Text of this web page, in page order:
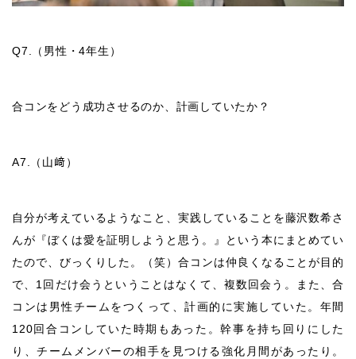
Q7. （男性・4年生）
合コンをどう成功させるのか、計画していたか？
A7. （山﨑）
自分が考えているようなこと、実践していることを藤沢数希さ
んが『ぼくは愛を証明しようと思う。』という本にまとめてい
たので、びっくりした。（笑）合コンは仲良くなることが目的
で、 1回だけ会うということはなくて、複数回会う。また、合
コンは男性チームをつくって、計画的に実施していた。年間
120回合コンしていた時期もあった。幹事を持ち回りにした
り、チームメンバーの相手を見つける強化月間があったり。